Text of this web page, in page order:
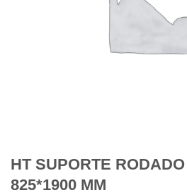
HT SUPORTE
825*1900 MM